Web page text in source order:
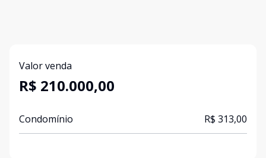
Valor venda
R$ 210.000,00
Condomínio R$ 313,00